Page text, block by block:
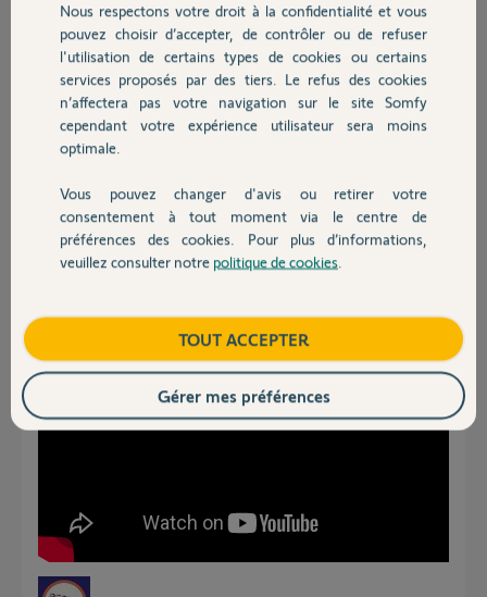
Chauffage
Autres produits
Devis avec un pro
Contact
Cordialement.
Benjamin L.
il y a environ 5 ans
Participer au fil de discussion
Réponses
Bonsoir Benjamin
Nous respectons votre droit à la confidentialité et vous
pouvez choisir d’accepter, de contrôler ou de refuser
l'utilisation de certains types de cookies ou certains
services proposés par des tiers. Le refus des cookies
n’affectera pas votre navigation sur le site Somfy
cependant votre expérience utilisateur sera moins
optimale.
Vous pouvez changer d'avis ou retirer votre
consentement à tout moment via le centre de
préférences des cookies. Pour plus d’informations,
veuillez consulter notre politique de cookies
TOUT ACCEPTER
Gérer mes préférences